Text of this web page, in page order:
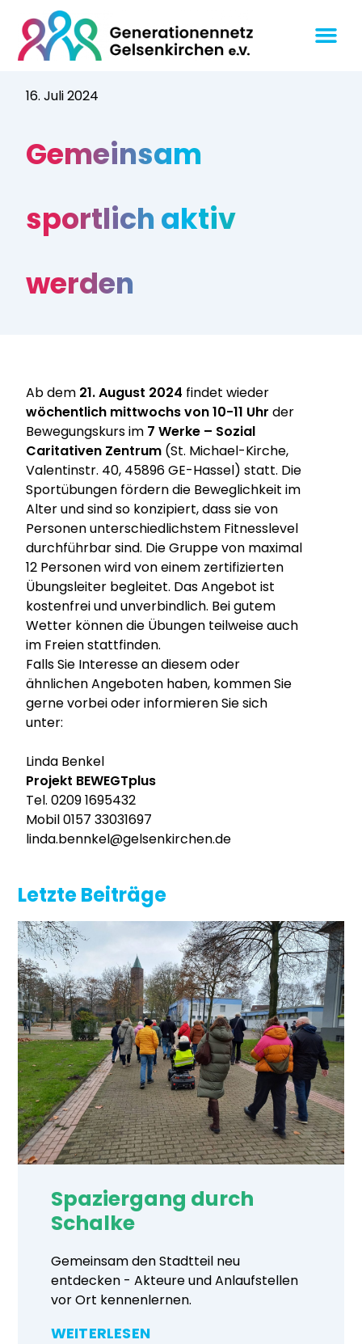
16. Juli 2024
Gemeinsam
sportlich aktiv
werden
Ab dem 21. August 2024 findet wieder
wöchentlich mittwochs von 10-11 Uhr der
Bewegungskurs im 7 Werke – Sozial
Caritativen Zentrum (St. Michael-Kirche,
Valentinstr. 40, 45896 GE-Hassel) statt. Die
Sportübungen fördern die Beweglichkeit im
Alter und sind so konzipiert, dass sie von
Personen unterschiedlichstem Fitnesslevel
durchführbar sind. Die Gruppe von maximal
12 Personen wird von einem zertifizierten
Übungsleiter begleitet. Das Angebot ist
kostenfrei und unverbindlich. Bei gutem
Wetter können die Übungen teilweise auch
im Freien stattfinden.
Falls Sie Interesse an diesem oder
ähnlichen Angeboten haben, kommen Sie
gerne vorbei oder informieren Sie sich
unter:
Linda Benkel
Projekt BEWEGTplus
Tel. 0209 1695432
Mobil 0157 33031697
linda.bennkel@gelsenkirchen.de
Letzte Beiträge
Spaziergang durch
Schalke
Gemeinsam den Stadtteil neu
entdecken - Akteure und Anlaufstellen
vor Ort kennenlernen.
WEITERLESEN